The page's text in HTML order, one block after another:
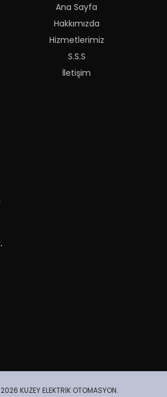
Ana Sayfa
Hakkımızda
Hizmetlerimiz
S.S.S
İletişim
KUZEY ELEKTRİK OTOMASYON.